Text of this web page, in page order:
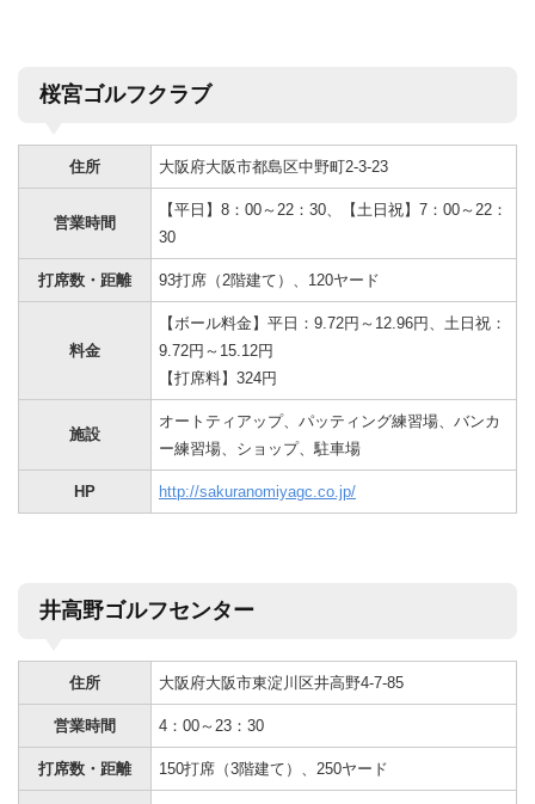
桜宮ゴルフクラブ
住所 大阪府大阪市都島区中野町2-3-23
営業時間
【平日】8：00～22：30、【土日祝】7：00～22：
30
打席数・距離 93打席（2階建て）、120ヤード
料金
【ボール料金】平日：9.72円～12.96円、土日祝：
9.72円～15.12円
【打席料】324円
施設
オートティアップ、パッティング練習場、バンカ
ー練習場、ショップ、駐車場
HP http://sakuranomiyagc.co.jp/
井高野ゴルフセンター
住所 大阪府大阪市東淀川区井高野4-7-85
営業時間 4：00～23：30
打席数・距離 150打席（3階建て）、250ヤード